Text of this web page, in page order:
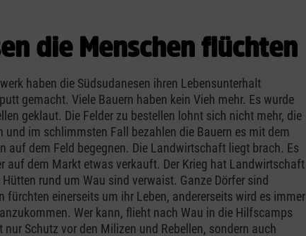
die Menschen flüchten
haben die Südsudanesen ihren Lebensunterhalt
gemacht. Viele Bauern haben kein Vieh mehr. Es wurde
geklaut. Die Felder zu bestellen lohnt sich nicht mehr, die
und im schlimmsten Fall bezahlen die Bauern es mit dem
auf dem Feld begegnen. Die Landwirtschaft liegt brach. Es
auf dem Markt etwas verkauft. Der Krieg hat Landwirtschaft
rund um Wau sind verwaist. Ganze Dörfer sind
fürchten einerseits um ihr Leben, andererseits wird es immer
Wer kann, flieht nach Wau in die Hilfscamps
Schutz vor den Milizen und Rebellen, sondern auch